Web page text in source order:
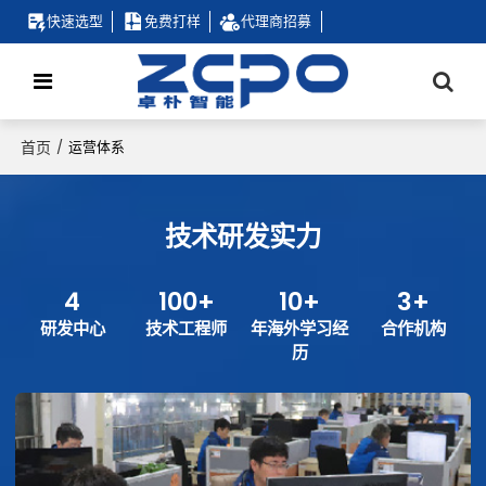
快速选型 免费打样 代理商招募
首页 / 运营体系
技术研发实力
4
研发中心
100+
技术工程师
10+
年海外学习经
历
3+
合作机构